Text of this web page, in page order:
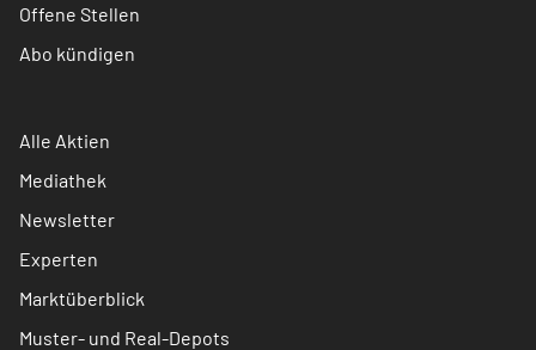
Offene Stellen
Abo kündigen
Alle Aktien
Mediathek
Newsletter
Experten
Marktüberblick
Muster- und Real-Depots